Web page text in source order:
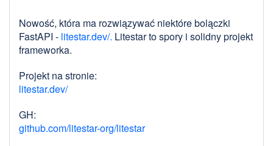
Nowość, która ma rozwiązywać niektóre bolączki
FastAPI - litestar.dev/. Litestar to spory i solidny projekt
frameworka.
Projekt na stronie:
litestar.dev/
GH:
github.com/litestar-org/litestar